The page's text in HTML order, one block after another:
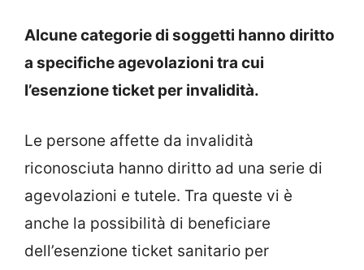
Alcune categorie di soggetti hanno diritto
a specifiche agevolazioni tra cui
l’esenzione ticket per invalidità.
Le persone affette da invalidità
riconosciuta hanno diritto ad una serie di
agevolazioni e tutele. Tra queste vi è
anche la possibilità di beneficiare
dell’esenzione ticket sanitario per